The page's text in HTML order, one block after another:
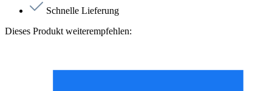
Schnelle Lieferung
Dieses Produkt weiterempfehlen: